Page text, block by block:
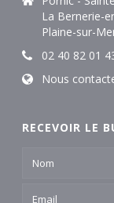
La Bernerie-
Plaine-sur-
02 40 82 01
Nous
RECEVOIR LE